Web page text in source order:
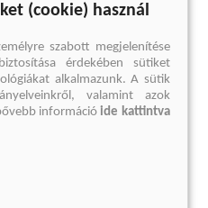
(cookie) használ
szabott megjelenítése
érdekében sütiket
alkalmazunk. A sütik
valamint azok
információide kattintva